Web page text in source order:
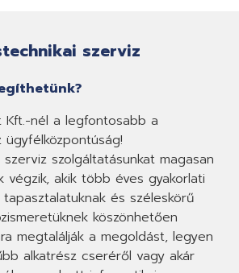
szerviz
Kft.-nél a legfontosabb a
ügyfélközpontúság!
szerviz szolgáltatásunkat magasan
végzik, akik több éves gyakorlati
és széleskörű
köszönhetően
megtalálják a megoldást, legyen
alkatrész cseréről vagy akár